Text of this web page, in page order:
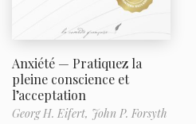
Anxiété — Pratiquez la
pleine conscience et
l’acceptation
Georg H. Eifert, John P. Forsyth